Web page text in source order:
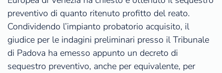
preventivo di quanto ritenuto profitto del reato.
Condividendo l’impianto probatorio acquisito, il
giudice per le indagini preliminari presso il Tribunale
di Padova ha emesso appunto un decreto di
sequestro preventivo, anche per equivalente, per